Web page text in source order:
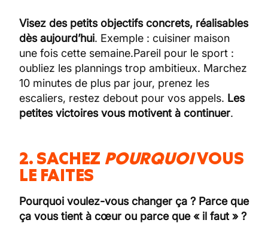
Visez des petits objectifs concrets, réalisables
dès aujourd’hui. Exemple : cuisiner maison
une fois cette semaine.Pareil pour le sport :
oubliez les plannings trop ambitieux. Marchez
10 minutes de plus par jour, prenez les
escaliers, restez debout pour vos appels. Les
petites victoires vous motivent à continuer.
2. SACHEZ POURQUOIVOUS
LE FAITES
Pourquoi voulez-vous changer ça ? Parce que
ça vous tient à cœur ou parce que « il faut » ?